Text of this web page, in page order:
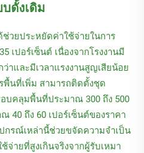
ดั้งเดิม
วยประหยัดค่าใช้จ่ายในการ
เปอร์เซ็นต์ เนื่องจากโรงงานมี
าและมีเวลาแรงงานสูญเสียน้อย
พื้นที่เพิ่ม สามารถติดตั้งชุด
คลุมพื้นที่ประมาณ 300 ถึง 500
40 ถึง 60 เปอร์เซ็นต์ของราคา
กรณ์เหล่านี้ช่วยขจัดความจำเป็น
ายที่สูงเกินจริงจากผู้รับเหมา